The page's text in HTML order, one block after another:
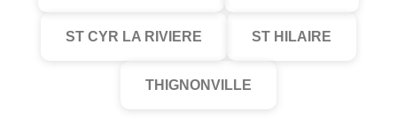
ST CYR LA RIVIERE ST HILAIRE
THIGNONVILLE